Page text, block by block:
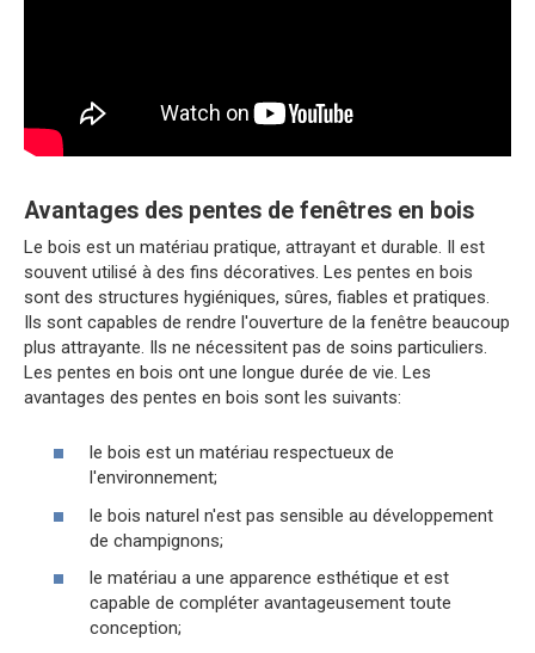
Avantages des pentes de fenêtres en bois
Le bois est un matériau pratique, attrayant et durable. Il est
souvent utilisé à des fins décoratives. Les pentes en bois
sont des structures hygiéniques, sûres, fiables et pratiques.
Ils sont capables de rendre l'ouverture de la fenêtre beaucoup
plus attrayante. Ils ne nécessitent pas de soins particuliers.
Les pentes en bois ont une longue durée de vie. Les
avantages des pentes en bois sont les suivants:
le bois est un matériau respectueux de
l'environnement;
le bois naturel n'est pas sensible au développement
de champignons;
le matériau a une apparence esthétique et est
capable de compléter avantageusement toute
conception;